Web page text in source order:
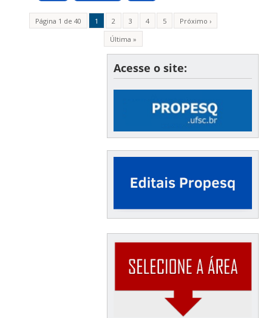
Página 1 de 40 1 2 3 4 5
Próximo ›
Última »
Acesse o site: